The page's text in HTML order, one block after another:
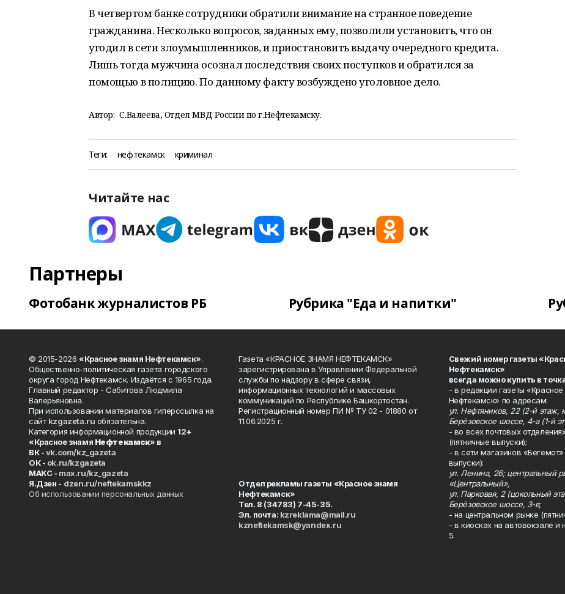
В четвертом банке сотрудники обратили внимание на странное поведение
гражданина. Несколько вопросов, заданных ему, позволили установить, что он
угодил в сети злоумышленников, и приостановить выдачу очередного кредита.
Лишь тогда мужчина осознал последствия своих поступков и обратился за
помощью в полицию. По данному факту возбуждено уголовное дело.
Автор: С.Валеева, Отдел МВД России по г.Нефтекамску.
Теги: нефтекамск криминал
Читайте нас
Партнеры
Фотобанк журналистов РБ Рубрика "Еда и напитки"
© 2015-2026 «Красное знамя Нефтекамск».
Общественно-политическая газета городского
округа город Нефтекамск. Издаётся с 1965 года.
Главный редактор - Сабитова Людмила
Валерьяновна.
При использовании материалов гиперссылка на
сайтkzgazeta.ru обязательна.
Категория информационной продукции 12+
«Красное знамя Нефтекамск» в
ВК -vk.com/kz_gazeta
ОК - ok.ru/kzgazeta
MAKC - max.ru/kz_gazeta
Я.Дзен - dzen.ru/neftekamskkz
Об использовании персональных данных
Газета «КРАСНОЕ ЗНАМЯ НЕФТЕКАМСК»
зарегистрирована в Управлении Федеральной
службы по надзору в сфере связи,
информационных технологий и массовых
коммуникаций по Республике Башкортостан.
Регистрационный номер ПИ № ТУ 02 - 01880 от
11.06.2025 г.
Отдел рекламы газеты «Красное знамя
Нефтекамск»
Тел. 8 (34783) 7-45-35.
Эл. почта: kzreklama@mail.ru
kzneftekamsk@yandex.ru
Свежий номер газеты
Нефтекамск»
всегда можно купить в
- в редакции газеты
Нефтекамск» по адресам:
ул. Нефтяников, 22 (2-й этаж,
Берёзовское шоссе, 4-а (1-й
- во всех почтовых
(пятничные выпуски);
- в сети магазинов «Бегемот»
выпуски):
ул. Ленина, 26; центральный
«Центральный»,
ул. Парковая, 2 (цокольный
Берёзовское шоссе, 3-в;
- на центральном рынке
- в киосках на автовокзале
5.